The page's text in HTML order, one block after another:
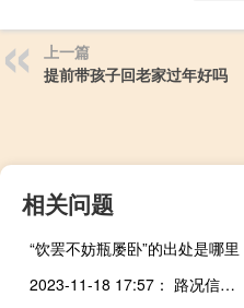
上一篇
提前带孩子回老家过年好吗
相关问题
“饮罢不妨瓶屡卧”的出处是哪里
2023-11-18 17:57： 路况信息：2023年11月18日17时37分，道贺高速江华收费站附近以南K33处北往南因一辆大件运输车故障占用行车道和应急车道，至17时55分故障已处理完毕。Sa85Za ​​​